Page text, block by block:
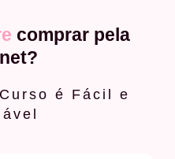
comprar pela
é Fácil e